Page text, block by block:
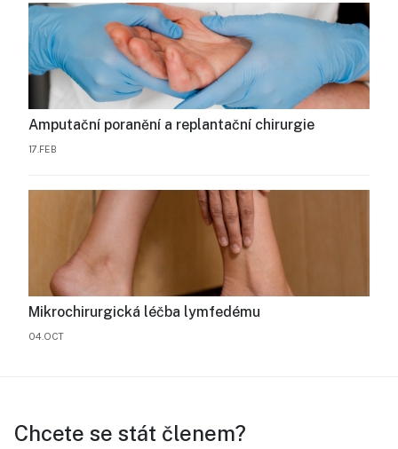
Amputační poranění a replantační chirurgie
17.FEB
Mikrochirurgická léčba lymfedému
04.OCT
Chcete se stát členem?